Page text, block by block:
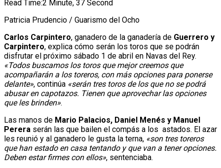
Read Time:2 Minute, 37 Second
Patricia Prudencio / Guarismo del Ocho
Carlos Carpintero, ganadero de la ganadería de Guerrero y
Carpintero, explica cómo serán los toros que se podrán
disfrutar el próximo sábado 1 de abril en Navas del Rey.
«Todos buscamos los toros que mejor creemos que
acompañarán a los toreros, con más opciones para ponerse
delante», continúa «serán tres toros de los que no se podrá
abusar en capotazos. Tienen que aprovechar las opciones
que les brinden».
Las manos de Mario Palacios, Daniel Menés y Manuel
Perera serán las que bailen el compás a los astados. El azar
les reunió y al ganadero le gusta la terna, «son tres toreros
que han estado en casa tentando y que van a tener opciones.
Deben estar firmes con ellos», sentenciaba.